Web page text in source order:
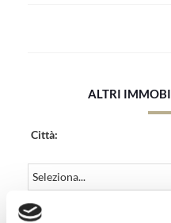
ALTRI
Città:
Cosa: